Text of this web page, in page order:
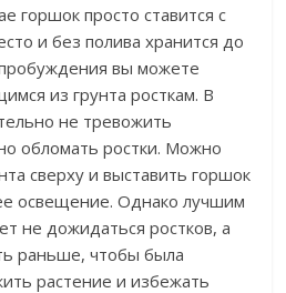
горшок просто ставится с
и без полива хранится до
вы можете
из грунта росткам. В
не тревожить
обломать ростки. Можно
сверху и выставить горшок
освещение. Однако лучшим
не дожидаться ростков, а
раньше, чтобы была
растение и избежать